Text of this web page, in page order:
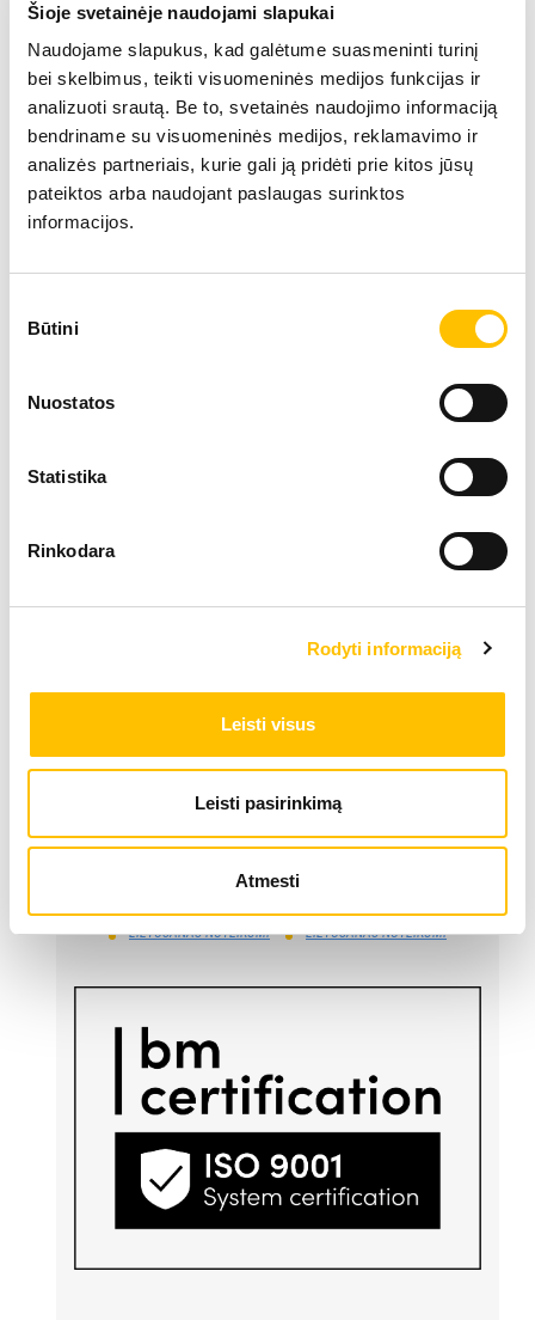
Šioje svetainėje naudojami slapukai
Naudojame slapukus, kad galėtume suasmeninti turinį
bei skelbimus, teikti visuomeninės medijos funkcijas ir
analizuoti srautą. Be to, svetainės naudojimo informaciją
bendriname su visuomeninės medijos, reklamavimo ir
analizės partneriais, kurie gali ją pridėti prie kitos jūsų
pateiktos arba naudojant paslaugas surinktos
informacijos.
pasirinkimas
Būtini
Nuostatos
Statistika
Rinkodara
Rodyti informaciją
Leisti visus
Leisti pasirinkimą
Atmesti
Latvijas lielākās līzinga kompānijas:
LIEBHERR oficiālais pārstāvis Latvijā ir Alfis SIA, kam
pieder oficiālās tiesības uz LIEBHERR produktu,
servisa un risinājumu izplatīšanu Latvijas teritorijā.
SĪKDATŅU IZMANTOŠANA
LIETOŠANAS NOTEIKUMI
LIETOŠANAS NOTEIKUMI
LIETOŠANAS NOTEIKUMI